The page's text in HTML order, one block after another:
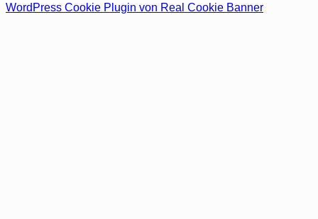
WordPress Cookie Plugin von Real Cookie Banner